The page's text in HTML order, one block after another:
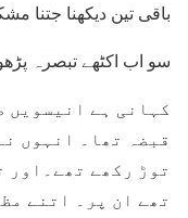
باقی تین دیکھنا جتنا
سو اب اکٹھے تبصرہ
کہانی ہے انیسویں
قبضہ تھا۔ انہوں
توڑ رکھے تھے۔اور
تھے ان پر۔ اتنے